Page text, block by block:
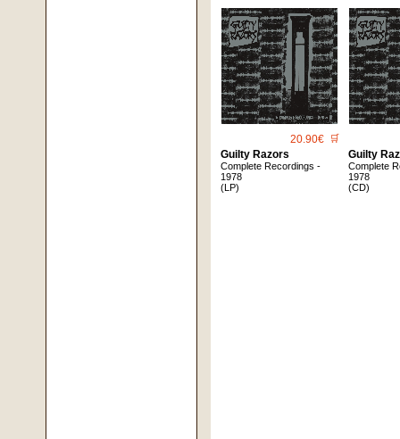
20.90€ 🛒
Guilty Razors
Complete Recordings -
1978
(LP)
Guilty
Complete
1978
(CD)